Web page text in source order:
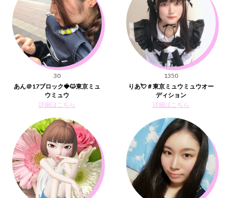
30
あん＠17ブロック🍓🐱東京ミュ
ウミュウ
詳細はこちら
1350
りあ💘＃東京ミュウミュウオー
ディション
詳細はこちら